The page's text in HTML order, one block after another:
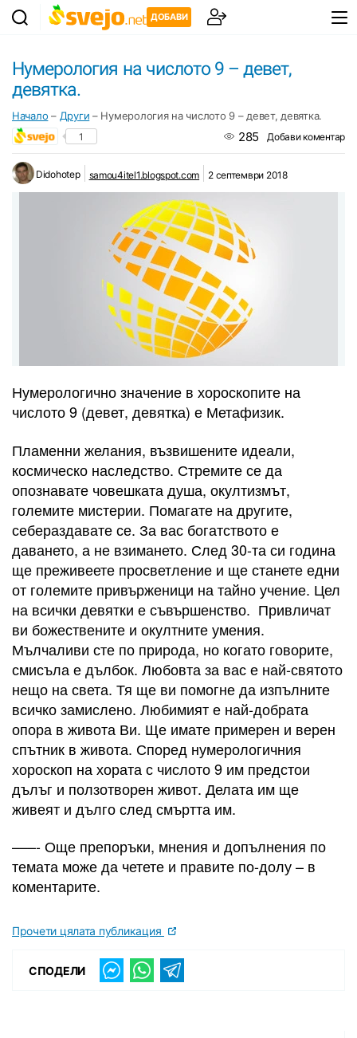
ДОБАВИ
Нумерология на числото 9 – девет,
девятка.
Начало – Други – Нумерология на числото 9 – девет, девятка.
1 285 Добави коментар
Didohotep samou4itel1.blogspot.com 2 септември 2018
Нумерологично значение в хороскопите на
числото 9 (девет, девятка) е Метафизик.
Пламенни желания, възвишените идеали,
космическо наследство. Стремите се да
опознавате човешката душа, окултизмът,
големите мистерии. Помагате на другите,
себераздавате се. За вас богатството е
даването, а не взимането. След 30-та си година
ще преживеете просветление и ще станете едни
от големите привърженици на тайно учение. Цел
на всички девятки е съвършенство. Привличат
ви божествените и окултните умения.
Мълчаливи сте по природа, но когато говорите,
смисъла е дълбок. Любовта за вас е най-святото
нещо на света. Тя ще ви помогне да изпълните
всичко замислено. Любимият е най-добрата
опора в живота Ви. Ще имате примерен и верен
спътник в живота. Според нумерологичния
хороскоп на хората с числото 9 им предстои
дълъг и ползотворен живот. Делата им ще
живеят и дълго след смъртта им.
–––- Още препоръки, мнения и допълнения по
темата може да четете и правите по-долу – в
коментарите.
Прочети цялата публикация
СПОДЕЛИ